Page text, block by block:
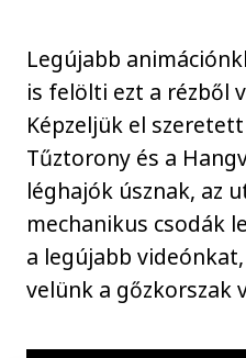
Legújabb
is felölti ezt a rézből
Képzeljük el
Tűztorony és a
léghajók úsznak, az
mechanikus csodák
a legújabb
velünk a gőzkorszak